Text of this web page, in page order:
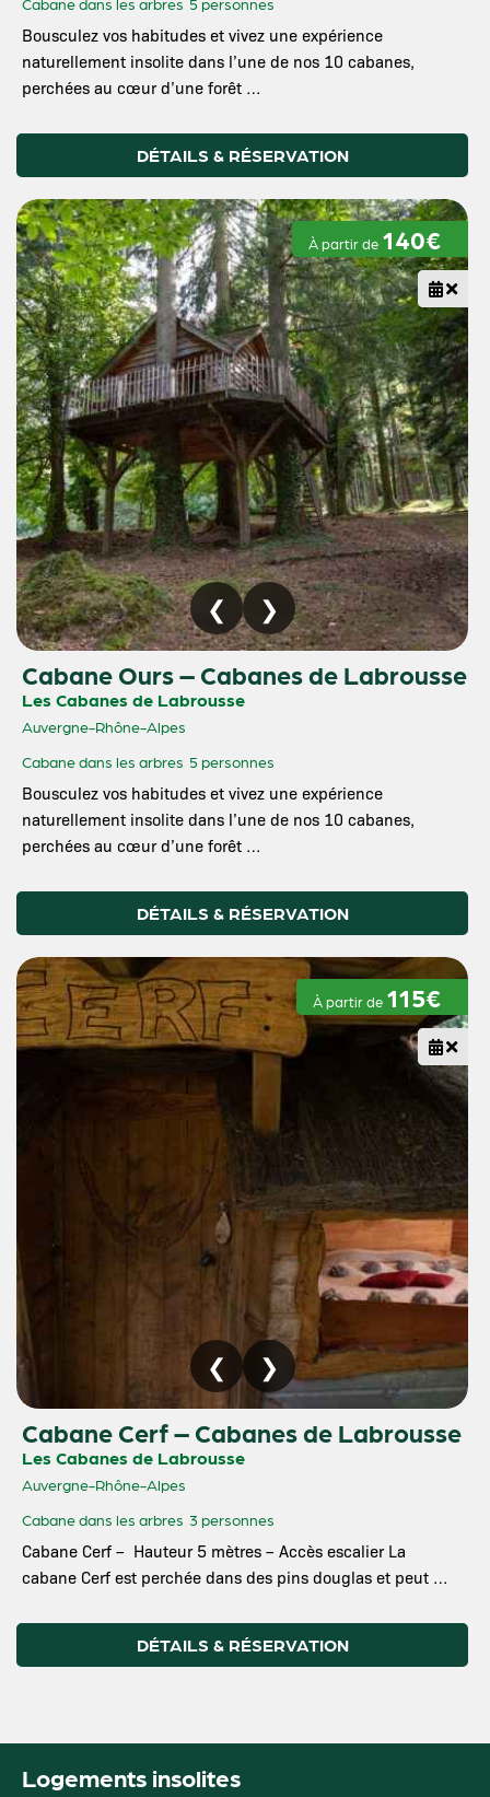
Bousculez vos habitudes et vivez une expérience
naturellement insolite dans l’une de nos 10 cabanes,
perchées au cœur d’une forêt …
DÉTAILS & RÉSERVATION
À partir de 140€
Cabane Ours – Cabanes de Labrousse
Les Cabanes de Labrousse
Auvergne-Rhône-Alpes
Cabane dans les arbres 5 personnes
Bousculez vos habitudes et vivez une expérience
naturellement insolite dans l’une de nos 10 cabanes,
perchées au cœur d’une forêt …
DÉTAILS & RÉSERVATION
À partir de 115€
Cabane Cerf – Cabanes de Labrousse
Les Cabanes de Labrousse
Auvergne-Rhône-Alpes
Cabane dans les arbres 3 personnes
Cabane Cerf – Hauteur 5 mètres – Accès escalier La
cabane Cerf est perchée dans des pins douglas et peut …
DÉTAILS & RÉSERVATION
Logements insolites